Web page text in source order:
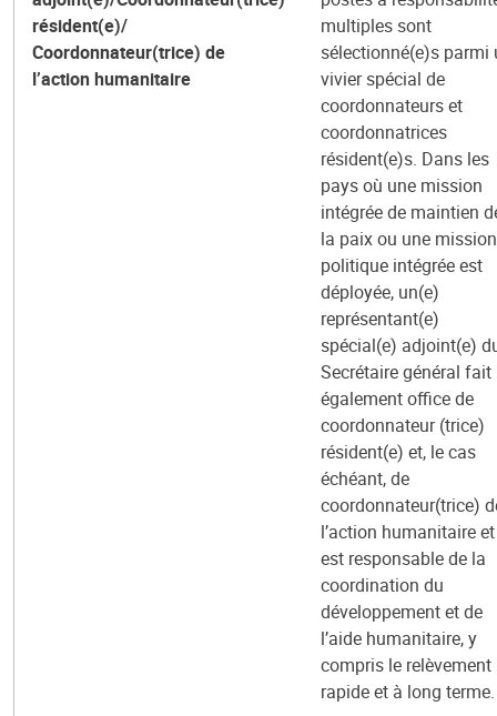
résident(e)/
Coordonnateur(trice) de
l’action humanitaire
multiples sont
sélectionné(e)s parmi
vivier spécial de
coordonnateurs et
coordonnatrices
résident(e)s. Dans les
pays où une mission
intégrée de maintien
la paix ou une mission
politique intégrée est
déployée, un(e)
représentant(e)
spécial(e) adjoint(e)
Secrétaire général fait
également office de
coordonnateur (trice)
résident(e) et, le cas
échéant, de
coordonnateur(trice)
l’action humanitaire et
est responsable de la
coordination du
développement et de
l’aide humanitaire, y
compris le relèvement
rapide et à long terme.